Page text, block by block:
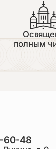
полным
60-48